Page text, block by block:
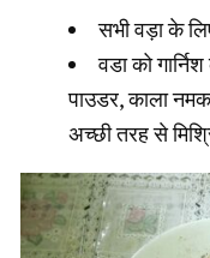
सभी वड़ा के
वडा को
पाउडर, काला
अच्छी तरह से